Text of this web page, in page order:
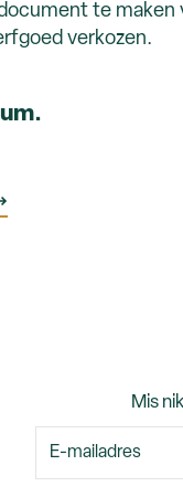
te maken
verkozen.
Mis